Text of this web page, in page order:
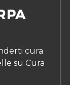
cura
su Cura